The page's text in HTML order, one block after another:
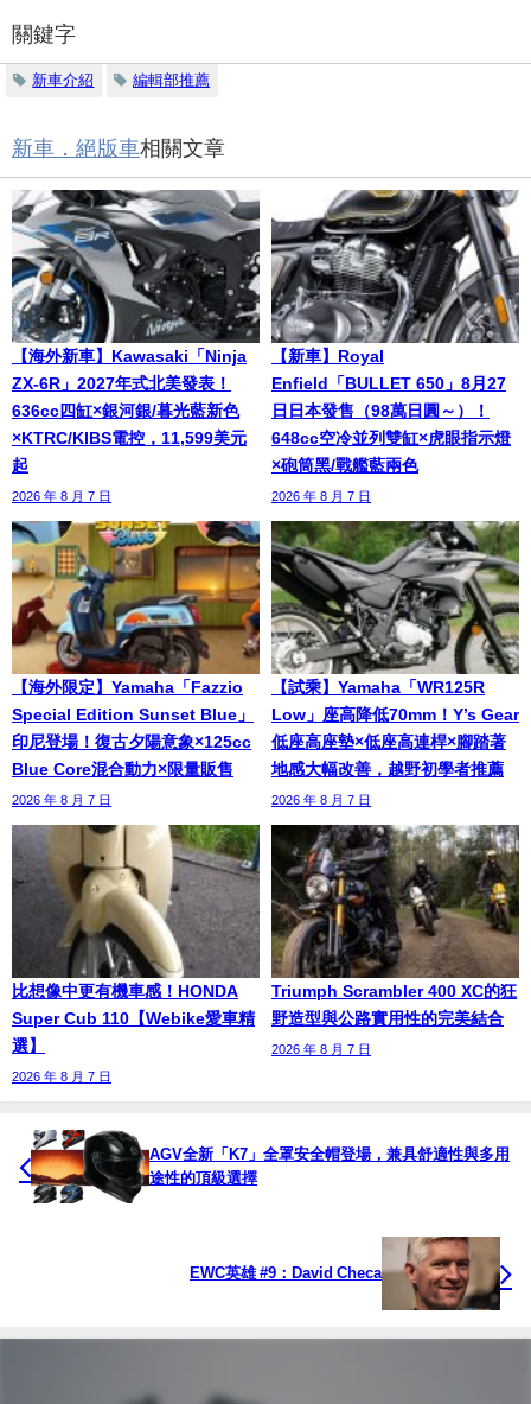
關鍵字
新車介紹 編輯部推薦
新車．絕版車相關文章
【海外新車】Kawasaki「Ninja
ZX-6R」2027年式北美發表！
636cc四缸×銀河銀/暮光藍新色
×KTRC/KIBS電控，11,599美元
起
2026 年 8 月 7 日
【新車】Royal
Enfield「BULLET 650」8月27
日日本發售（98萬日圓～）！
648cc空冷並列雙缸×虎眼指示燈
×砲筒黑/戰艦藍兩色
2026 年 8 月 7 日
【海外限定】Yamaha「Fazzio
Special Edition Sunset Blue」
印尼登場！復古夕陽意象×125cc
Blue Core混合動力×限量販售
2026 年 8 月 7 日
【試乘】Yamaha「WR125R
Low」座高降低70mm！Y’s Gear
低座高座墊×低座高連桿×腳踏著
地感大幅改善，越野初學者推薦
2026 年 8 月 7 日
比想像中更有機車感！HONDA
Super Cub 110【Webike愛車精
選】
2026 年 8 月 7 日
Triumph Scrambler 400 XC的狂
野造型與公路實用性的完美結合
2026 年 8 月 7 日
AGV全新「K7」全罩安全帽登場，兼具舒適性與多用
途性的頂級選擇
EWC英雄 #9：David Checa